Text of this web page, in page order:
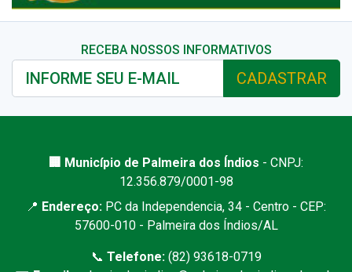
RECEBA NOSSOS INFORMATIVOS
CADASTRAR
🏢 Município de Palmeira dos Índios - CNPJ:
12.356.879/0001-98
📍 Endereço: PC da Independencia, 34 - Centro - CEP:
57600-010 - Palmeira dos Índios/AL
📞 Telefone:(82) 93618-0719